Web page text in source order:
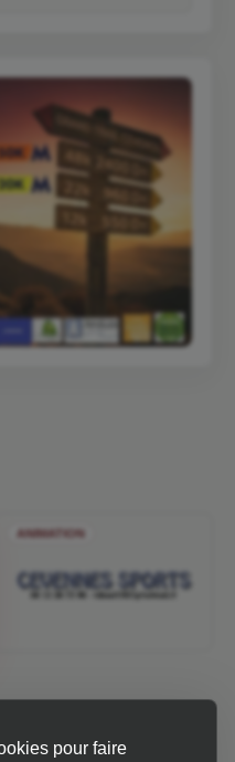
pour faire
ANIMATION